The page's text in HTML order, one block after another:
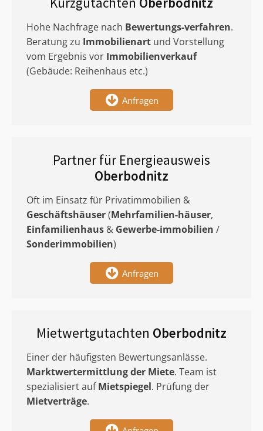
Hohe Nachfrage nach Bewertungs-verfahren.
Beratung zu Immobilienart und Vorstellung
vom Ergebnis vor Immobilienverkauf
(Gebäude: Reihenhaus etc.)
Anfragen
Partner für Energieausweis
Oberbodnitz
Oft im Einsatz für Privatimmobilien &
Geschäftshäuser(Mehrfamilien-häuser,
Einfamilienhaus & Gewerbe-immobilien /
Sonderimmobilien)
Anfragen
Mietwertgutachten Oberbodnitz
Einer der häufigsten Bewertungsanlässe.
Marktwertermittlungder Miete. Team ist
spezialisiert aufMietspiegel. Prüfung der
Mietverträge.